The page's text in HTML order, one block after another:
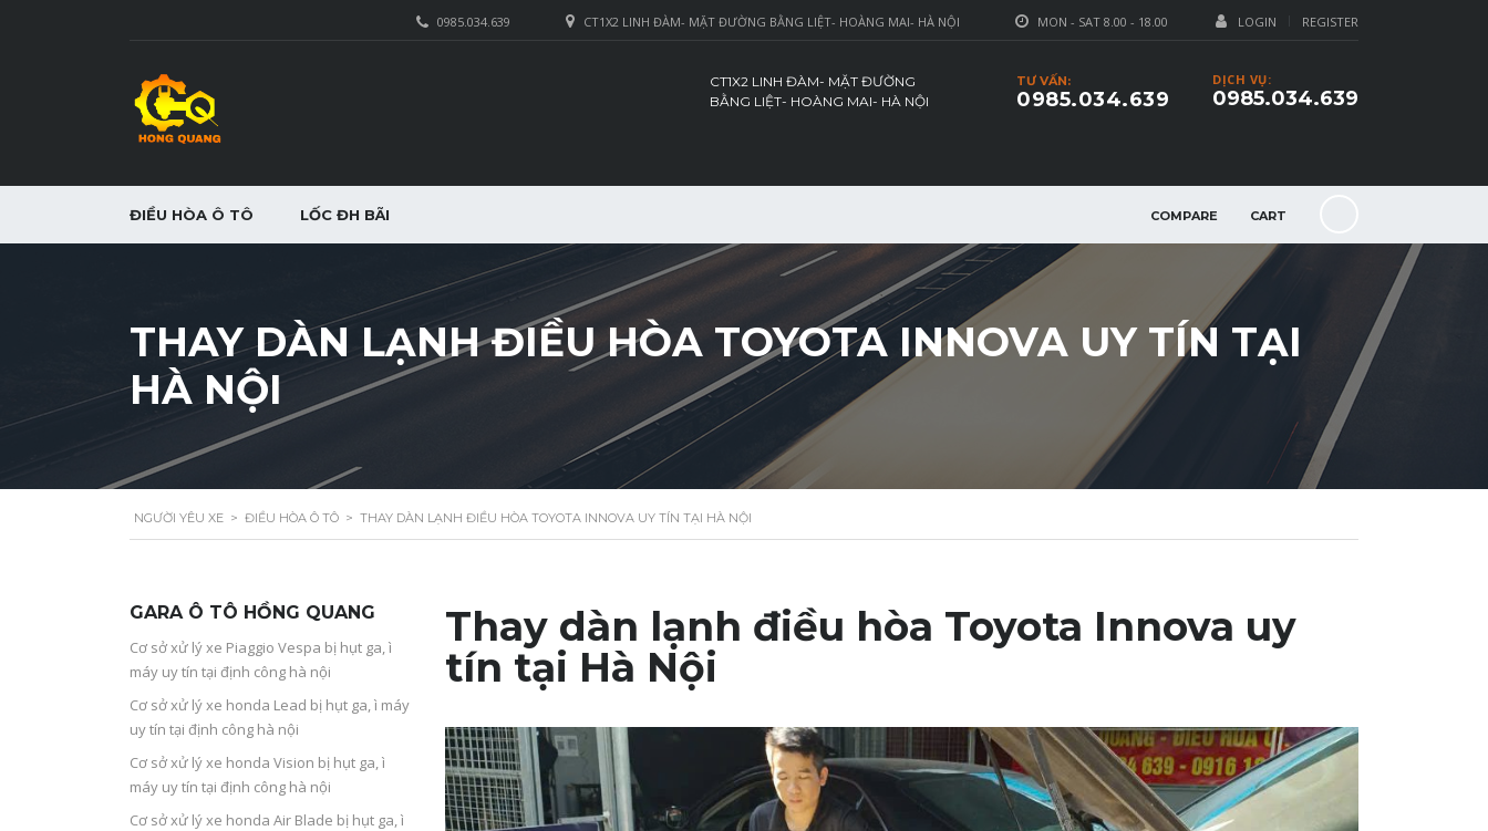
LOGIN REGISTER
MON - SAT 8.00 - 18.00
CT1X2 LINH ĐÀM- MẶT ĐƯỜNG BẰNG LIỆT- HOÀNG MAI- HÀ NỘI
0985.034.639
DỊCH VỤ:
0985.034.639
TƯ VẤN:
0985.034.639
CT1X2 LINH ĐÀM- MẶT ĐƯỜNG
BẰNG LIỆT- HOÀNG MAI- HÀ NỘI
COMPARE CART
ĐIỀU HÒA Ô TÔ LỐC ĐH BÃI
THAY DÀN LẠNH ĐIỀU HÒA TOYOTA INNOVA UY TÍN TẠI
HÀ NỘI
NGƯỜI YÊU XE > ĐIỀU HÒA Ô TÔ > THAY DÀN LẠNH ĐIỀU HÒA TOYOTA INNOVA UY TÍN TẠI HÀ NỘI
Thay dàn lạnh điều hòa Toyota Innova uy
tín tại Hà Nội
GARA Ô TÔ HỒNG QUANG
Cơ sở xử lý xe Piaggio Vespa bị hụt ga, ì
máy uy tín tại định công hà nội
Cơ sở xử lý xe honda Lead bị hụt ga, ì máy
uy tín tại định công hà nội
Cơ sở xử lý xe honda Vision bị hụt ga, ì
máy uy tín tại định công hà nội
Cơ sở xử lý xe honda Air Blade bị hụt ga, ì